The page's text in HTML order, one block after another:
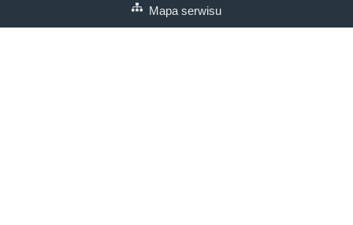
Mapa serwisu